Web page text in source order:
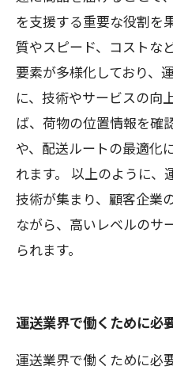
を支援する重要な役割を
質やスピード、コストな
要素が多様化しており、
に、技術やサービスの向
ば、荷物の位置情報を確
や、配送ルートの最適化
れます。 以上のように、
技術が集まり、顧客企業
ながら、高いレベルのサ
られます。
運送業界で働くために必
運送業界で働くために必